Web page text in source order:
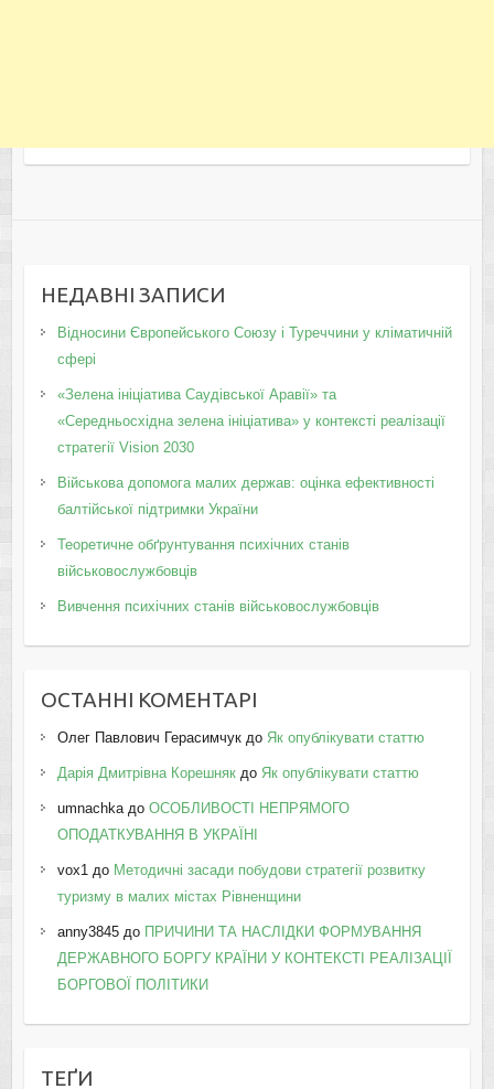
НЕДАВНІ ЗАПИСИ
Відносини Європейського Союзу і Туреччини у кліматичній
сфері
«Зелена ініціатива Саудівської Аравії» та
«Середньосхідна зелена ініціатива» у контексті реалізації
стратегії Vision 2030
Військова допомога малих держав: оцінка ефективності
балтійської підтримки України
Теоретичне обґрунтування психічних станів
військовослужбовців
Вивчення психічних станів військовослужбовців
ОСТАННІ КОМЕНТАРІ
Олег Павлович Герасимчукдо Як опублікувати статтю
Дарія Дмитрівна Корешнякдо Як опублікувати статтю
umnachkaдо ОСОБЛИВОСТІ НЕПРЯМОГО
ОПОДАТКУВАННЯ В УКРАЇНІ
vox1до Методичні засади побудови стратегії розвитку
туризму в малих містах Рівненщини
anny3845до ПРИЧИНИ ТА НАСЛІДКИ ФОРМУВАННЯ
ДЕРЖАВНОГО БОРГУ КРАЇНИ У КОНТЕКСТІ РЕАЛІЗАЦІЇ
БОРГОВОЇ ПОЛІТИКИ
ТЕҐИ